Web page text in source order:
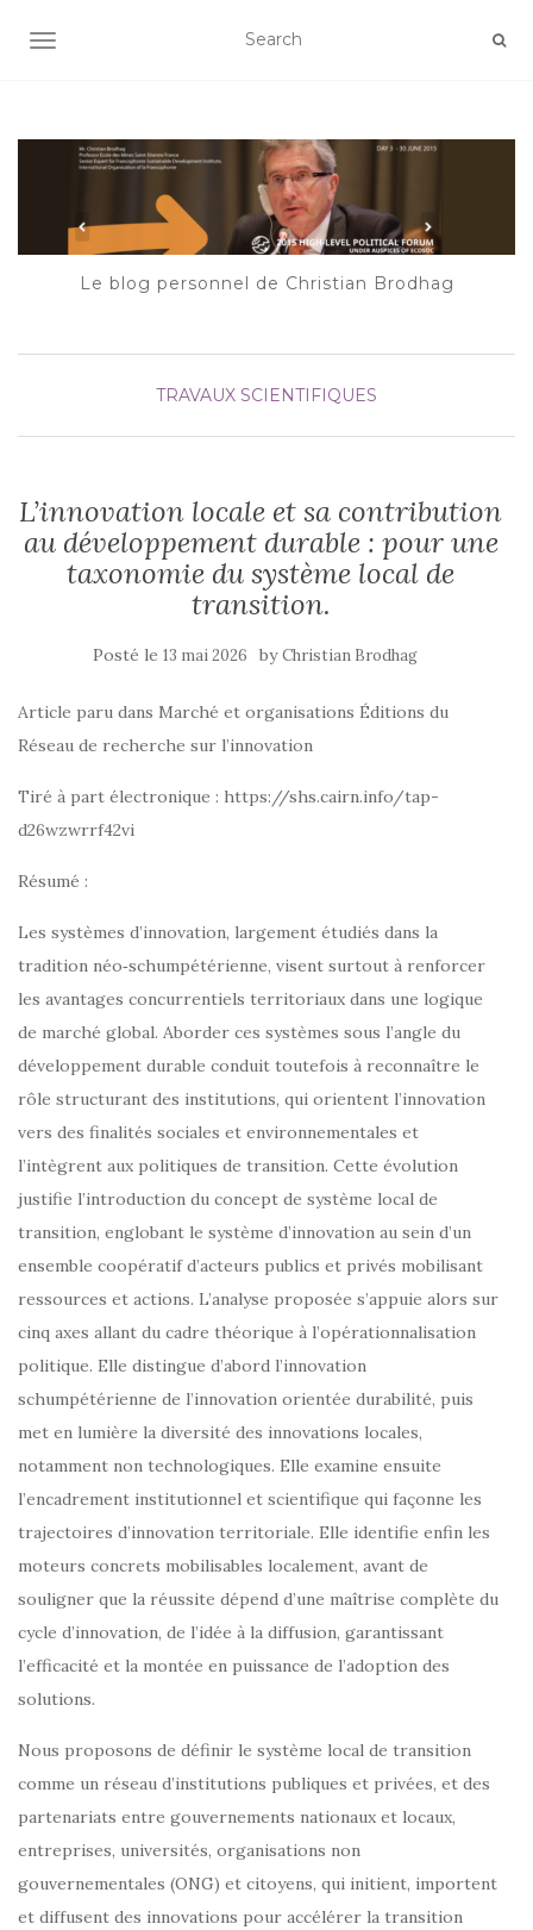
AFFICHER/MASQUER LA NAVIGATION
Le blog personnel de Christian Brodhag
TRAVAUX SCIENTIFIQUES
L’innovation locale et sa contribution
au développement durable : pour une
taxonomie du système local de
transition.
Posté le 13 mai 2026 byChristian Brodhag
Article paru dans Marché et organisations Éditions du
Réseau de recherche sur l’innovation
Tiré à part électronique : https://shs.cairn.info/tap-
d26wzwrrf42vi
Résumé :
Les systèmes d’innovation, largement étudiés dans la
tradition néo‑schumpétérienne, visent surtout à renforcer
les avantages concurrentiels territoriaux dans une logique
de marché global. Aborder ces systèmes sous l’angle du
développement durable conduit toutefois à reconnaître le
rôle structurant des institutions, qui orientent l’innovation
vers des finalités sociales et environnementales et
l’intègrent aux politiques de transition. Cette évolution
justifie l’introduction du concept de système local de
transition, englobant le système d’innovation au sein d’un
ensemble coopératif d’acteurs publics et privés mobilisant
ressources et actions. L’analyse proposée s’appuie alors sur
cinq axes allant du cadre théorique à l’opérationnalisation
politique. Elle distingue d’abord l’innovation
schumpétérienne de l’innovation orientée durabilité, puis
met en lumière la diversité des innovations locales,
notamment non technologiques. Elle examine ensuite
l’encadrement institutionnel et scientifique qui façonne les
trajectoires d’innovation territoriale. Elle identifie enfin les
moteurs concrets mobilisables localement, avant de
souligner que la réussite dépend d’une maîtrise complète du
cycle d’innovation, de l’idée à la diffusion, garantissant
l’efficacité et la montée en puissance de l’adoption des
solutions.
Nous proposons de définir le système local de transition
comme un réseau d’institutions publiques et privées, et des
partenariats entre gouvernements nationaux et locaux,
entreprises, universités, organisations non
gouvernementales (ONG) et citoyens, qui initient, importent
et diffusent des innovations pour accélérer la transition